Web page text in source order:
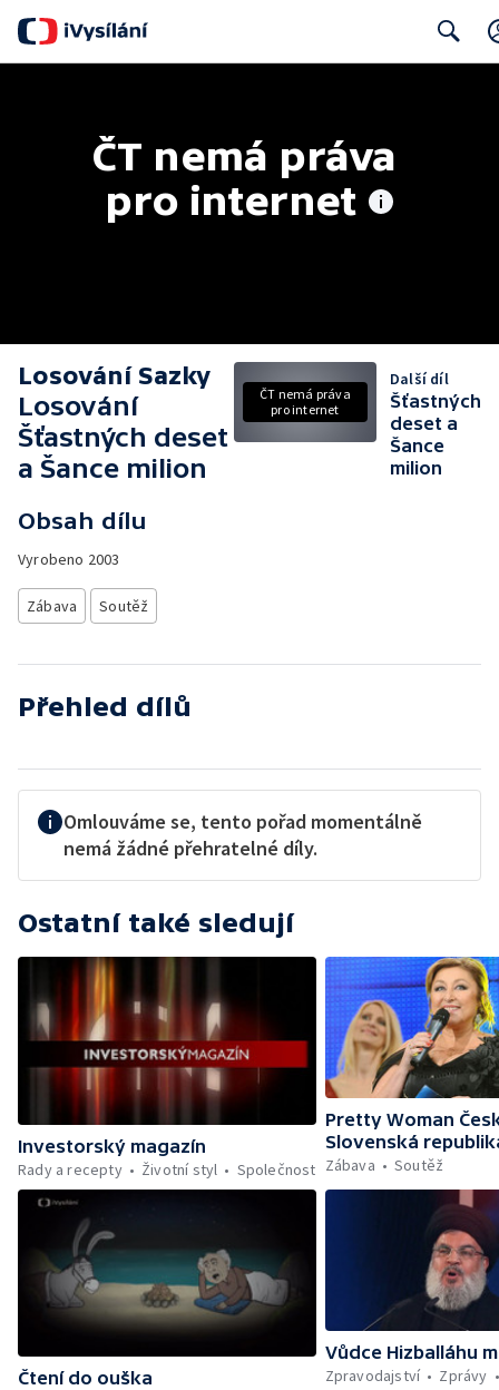
ČT nemá práva
pro internet
Losování Sazky
Losování
Šťastných deset
a Šance milion
Obsah dílu
Vyrobeno 2003
Zábava Soutěž
ČT nemá práva
pro internet
Další díl
Šťastných
deset a
Šance
milion
Přehled dílů
Omlouváme se, tento pořad momentálně
nemá žádné přehratelné díly.
Ostatní také sledují
Investorský magazín
Rady a recepty
Životní styl Společnost
Pretty Woman
Slovenská
Zábava
Soutěž
Čtení do ouška
Vůdce Hizballáhu
Zpravodajství
Zprávy